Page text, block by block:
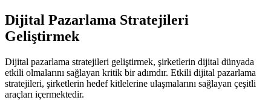
Dijital Pazarlama Stratejileri
Geliştirmek
Dijital pazarlama stratejileri geliştirmek, şirketlerin dijital dünyada
etkili olmalarını sağlayan kritik bir adımdır. Etkili dijital pazarlama
stratejileri, şirketlerin hedef kitlelerine ulaşmalarını sağlayan çeşitli
araçları içermektedir.